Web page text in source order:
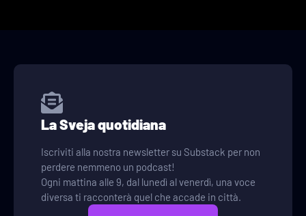
La Sveja quotidiana
Iscriviti alla nostra newsletter su Substack per non
perdere nemmeno un podcast!
Ogni mattina alle 9, dal lunedì al venerdì, una voce
diversa ti racconterà quel che accade in città.